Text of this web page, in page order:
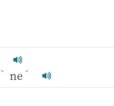
ˋ ne ˊ